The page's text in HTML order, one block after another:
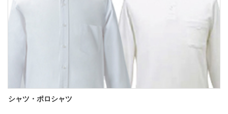
シャツ・ポロシャツ